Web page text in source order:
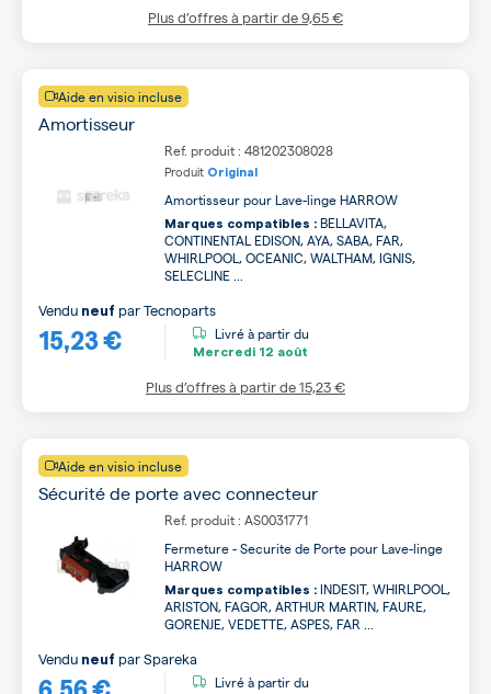
Plus d’offres à partir de9,65 €
Aide en visio incluse
Amortisseur
Ref. produit : 481202308028
Produit Original
Amortisseur pour Lave-linge HARROW
Marques compatibles : BELLAVITA,
CONTINENTAL EDISON, AYA, SABA, FAR,
WHIRLPOOL, OCEANIC, WALTHAM, IGNIS,
SELECLINE ...
15,23 €
Vendu neuf parTecnoparts
Livré à partir du
Mercredi 12 août
Plus d’offres à partir de15,23 €
Aide en visio incluse
Sécurité de porte avec connecteur
Ref. produit : AS0031771
Fermeture - Securite de Porte pour Lave-linge
HARROW
Marques compatibles : INDESIT, WHIRLPOOL,
ARISTON, FAGOR, ARTHUR MARTIN, FAURE,
GORENJE, VEDETTE, ASPES, FAR ...
Vendu neuf parSpareka
Livré à partir du